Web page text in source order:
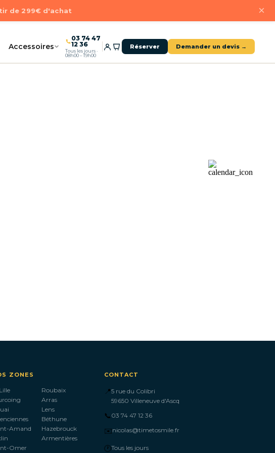
de 299€ d'achat ×
Accessoires
03 74 47
12 36
Tous les jours ·
08h00 – 19h00
Réserver Demander un devis →
ZONES
Roubaix
Arras
Lens
Béthune
Amand
Hazebrouck
Armentières
Omer
CONTACT
📍5 rue du Colibri
59650 Villeneuve d'Ascq
📞 03 74 47 12 36
✉️nicolas@timetosmile.fr
🕐Tous les jours